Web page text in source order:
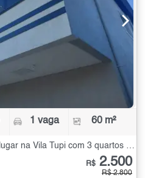
1 vaga 60 m²
Condomínio Fechado para Alugar na Vila Tupi com 3 quartos - 60 m²
R$ 2.500
R$ 2.800